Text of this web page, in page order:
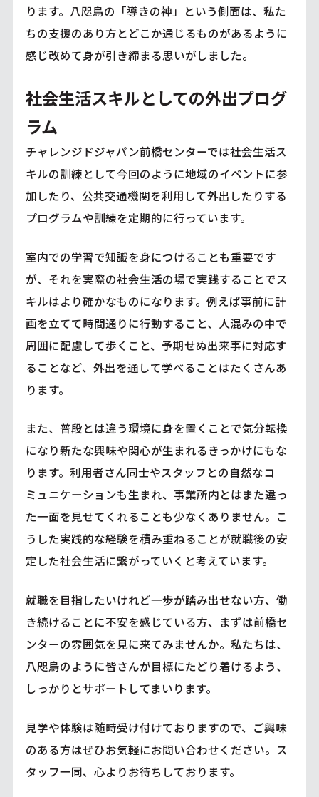
ります。八咫烏の「導きの神」という側面は、私た
ちの支援のあり方とどこか通じるものがあるように
感じ改めて身が引き締まる思いがしました。
社会生活スキルとしての外出プログ
ラム
チャレンジドジャパン前橋センターでは社会生活ス
キルの訓練として今回のように地域のイベントに参
加したり、公共交通機関を利用して外出したりする
プログラムや訓練を定期的に行っています。
室内での学習で知識を身につけることも重要です
が、それを実際の社会生活の場で実践することでス
キルはより確かなものになります。例えば事前に計
画を立てて時間通りに行動すること、人混みの中で
周囲に配慮して歩くこと、予期せぬ出来事に対応す
ることなど、外出を通して学べることはたくさんあ
ります。
また、普段とは違う環境に身を置くことで気分転換
になり新たな興味や関心が生まれるきっかけにもな
ります。利用者さん同士やスタッフとの自然なコ
ミュニケーションも生まれ、事業所内とはまた違っ
た一面を見せてくれることも少なくありません。こ
うした実践的な経験を積み重ねることが就職後の安
定した社会生活に繋がっていくと考えています。
就職を目指したいけれど一歩が踏み出せない方、働
き続けることに不安を感じている方、まずは前橋セ
ンターの雰囲気を見に来てみませんか。私たちは、
八咫烏のように皆さんが目標にたどり着けるよう、
しっかりとサポートしてまいります。
見学や体験は随時受け付けておりますので、ご興味
のある方はぜひお気軽にお問い合わせください。ス
タッフ一同、心よりお待ちしております。